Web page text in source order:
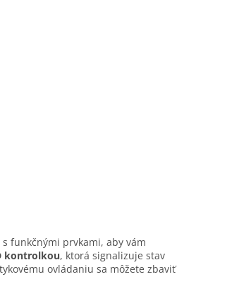
funkčnými prvkami, aby vám
kontrolkou, ktorá signalizuje stav
ovládaniu sa môžete zbaviť